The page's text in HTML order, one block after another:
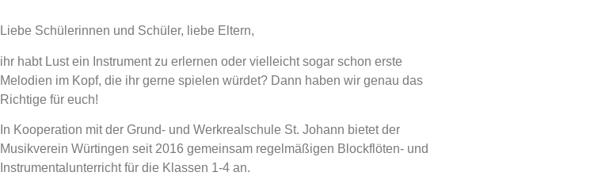
Liebe Schülerinnen und Schüler, liebe Eltern,
ihr habt Lust ein Instrument zu erlernen oder vielleicht sogar schon erste
Melodien im Kopf, die ihr gerne spielen würdet? Dann haben wir genau das
Richtige für euch!
In Kooperation mit der Grund- und Werkrealschule St. Johann bietet der
Musikverein Würtingen seit 2016 gemeinsam regelmäßigen Blockflöten- und
Instrumentalunterricht für die Klassen 1-4 an.